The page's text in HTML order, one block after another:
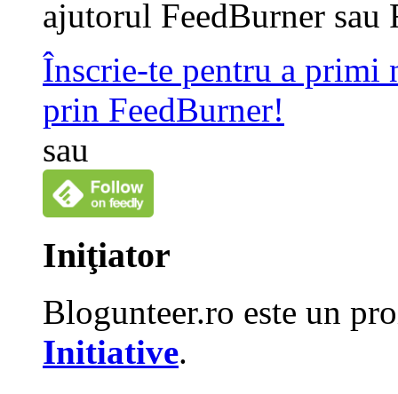
ajutorul FeedBurner sau
Înscrie-te pentru a primi
prin FeedBurner!
sau
Iniţiator
Blogunteer.ro este un
Initiative.